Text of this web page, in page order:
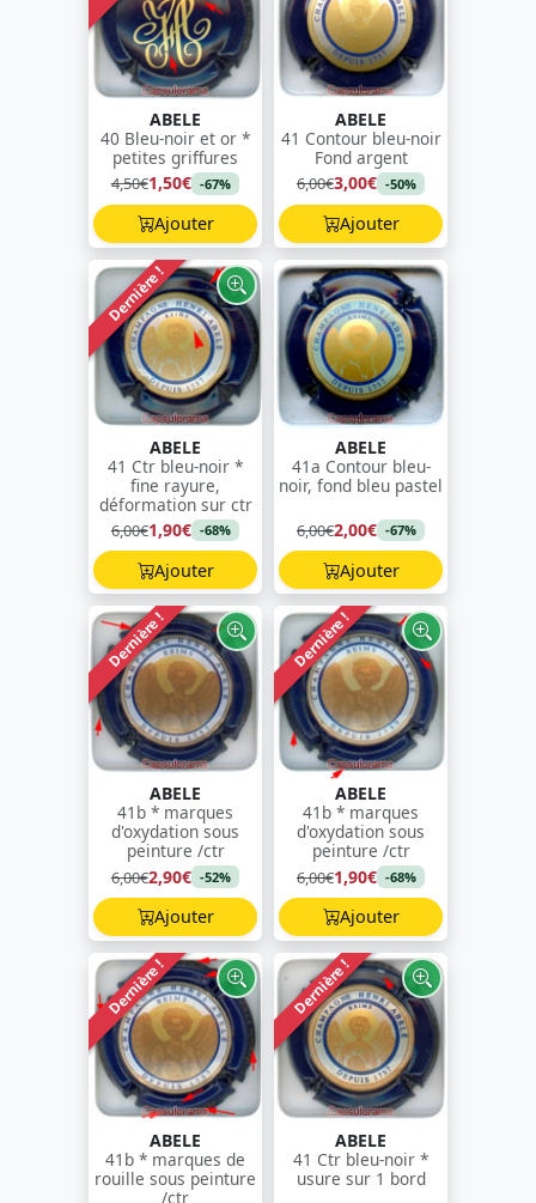
ABELE
40 Bleu-noir et or *
petites griffures
4,50€1,50€ -67%
Ajouter
ABELE
41 Contour bleu-noir
Fond argent
6,00€3,00€ -50%
Ajouter
Dernière !
ABELE
41 Ctr bleu-noir *
fine rayure,
déformation sur ctr
6,00€1,90€ -68%
Ajouter
ABELE
41a Contour bleu-
noir, fond bleu pastel
6,00€2,00€ -67%
Ajouter
Dernière !
ABELE
41b * marques
d'oxydation sous
peinture /ctr
6,00€2,90€ -52%
Ajouter
Dernière !
ABELE
41b * marques
d'oxydation sous
peinture /ctr
6,00€1,90€ -68%
Ajouter
Dernière !
ABELE
41b * marques de
rouille sous peinture
/ctr
Dernière !
ABELE
41 Ctr bleu-noir *
usure sur 1 bord